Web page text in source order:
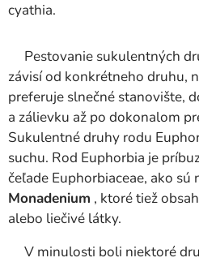
cyathia.
Pestovanie sukulentných
závisí od konkrétneho druhu,
preferuje slnečné stanovište,
a zálievku až po dokonalom
Sukulentné druhy rodu
suchu. Rod Euphorbia je
čeľade Euphorbiaceae, ako sú
Monadenium , ktoré tiež
alebo liečivé látky.
V minulosti boli niektoré